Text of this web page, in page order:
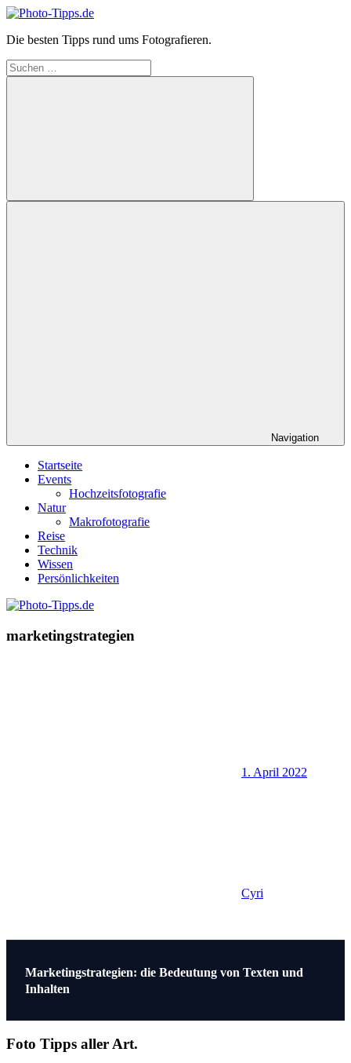
Zum
springen
Photo-
Die besten Tipps rund ums Fotografieren.
Suchen
nach:
Suchen
Navigation
Startseite
Events
Hochzeitsfotografie
Natur
Makrofotografie
Reise
Technik
Wissen
Persönlichkeiten
marketingstrategien
1. April 2022
Cyri
Beitragsnavigation
Vorheriger
Beitrag:
Marketingstrategien: die Bedeutung von Texten und
Inhalten
Foto Tipps aller Art.